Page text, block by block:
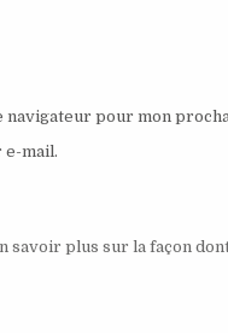
navigateur pour mon
e-mail.
savoir plus sur la façon